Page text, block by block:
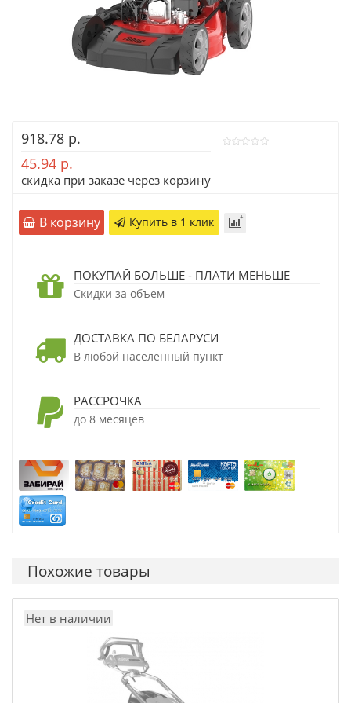
918.78 р.
45.94 р.
скидка при заказе через корзину
В корзину Купить в 1 клик
ПОКУПАЙ БОЛЬШЕ - ПЛАТИ МЕНЬШЕ
Скидки за объем
ДОСТАВКА ПО БЕЛАРУСИ
В любой населенный пункт
РАССРОЧКА
до 8 месяцев
Похожие товары
Нет в наличии